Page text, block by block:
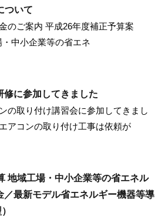
ついて
ご案内 平成26年度補正予算案
中小企業等の省エネ
修に参加してきました
の取り付け講習会に参加してきまし
アコンの取り付け工事は依頼が
地域工場・中小企業等の省エネル
／最新モデル省エネルギー機器等導